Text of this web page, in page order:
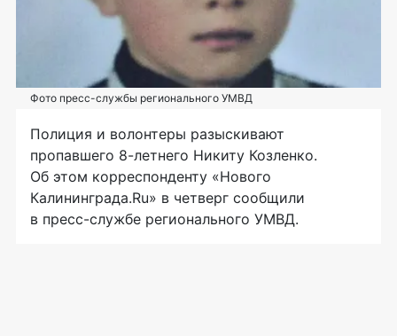
Фото пресс-службы регионального УМВД
Полиция и волонтеры разыскивают
пропавшего 8-летнего Никиту Козленко.
Об этом корреспонденту «Нового
Калининграда.Ru» в четверг сообщили
в пресс-службе регионального УМВД.